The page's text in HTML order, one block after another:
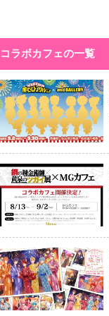
コラボカフェの一覧